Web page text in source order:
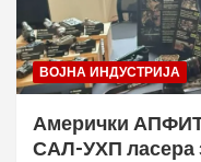
ВОЈНА ИНДУСТРИЈА
Амерички
САЛ-УХП